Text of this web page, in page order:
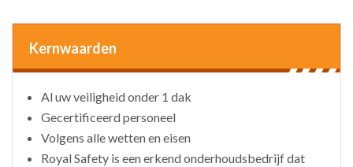
Kernwaarden
Al uw veiligheid onder 1 dak
Gecertificeerd personeel
Volgens alle wetten en eisen
Royal Safety is een erkend onderhoudsbedrijf dat